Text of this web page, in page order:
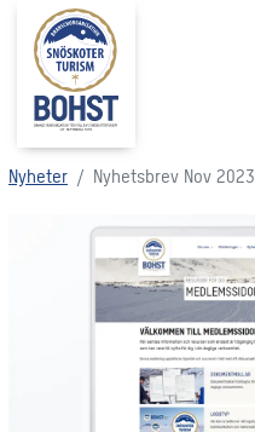
Nyheter Nyhetsbrev Nov 2023